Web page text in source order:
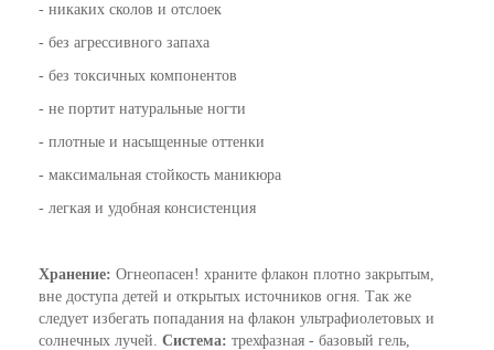
- никаких сколов и отслоек
- без агрессивного запаха
- без токсичных компонентов
- не портит натуральные ногти
- плотные и насыщенные оттенки
- максимальная стойкость маникюра
- легкая и удобная консистенция
Хранение: Огнеопасен! храните флакон плотно закрытым,
вне доступа детей и открытых источников огня. Так же
следует избегать попадания на флакон ультрафиолетовых и
солнечных лучей. Система: трехфазная - базовый гель,